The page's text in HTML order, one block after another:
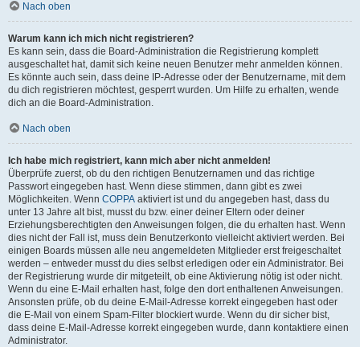
Nach oben
Warum kann ich mich nicht registrieren?
Es kann sein, dass die Board-Administration die Registrierung komplett
ausgeschaltet hat, damit sich keine neuen Benutzer mehr anmelden können.
Es könnte auch sein, dass deine IP-Adresse oder der Benutzername, mit dem
du dich registrieren möchtest, gesperrt wurden. Um Hilfe zu erhalten, wende
dich an die Board-Administration.
Nach oben
Ich habe mich registriert, kann mich aber nicht anmelden!
Überprüfe zuerst, ob du den richtigen Benutzernamen und das richtige
Passwort eingegeben hast. Wenn diese stimmen, dann gibt es zwei
Möglichkeiten. Wenn COPPA aktiviert ist und du angegeben hast, dass du
unter 13 Jahre alt bist, musst du bzw. einer deiner Eltern oder deiner
Erziehungsberechtigten den Anweisungen folgen, die du erhalten hast. Wenn
dies nicht der Fall ist, muss dein Benutzerkonto vielleicht aktiviert werden. Bei
einigen Boards müssen alle neu angemeldeten Mitglieder erst freigeschaltet
werden – entweder musst du dies selbst erledigen oder ein Administrator. Bei
der Registrierung wurde dir mitgeteilt, ob eine Aktivierung nötig ist oder nicht.
Wenn du eine E-Mail erhalten hast, folge den dort enthaltenen Anweisungen.
Ansonsten prüfe, ob du deine E-Mail-Adresse korrekt eingegeben hast oder
die E-Mail von einem Spam-Filter blockiert wurde. Wenn du dir sicher bist,
dass deine E-Mail-Adresse korrekt eingegeben wurde, dann kontaktiere einen
Administrator.